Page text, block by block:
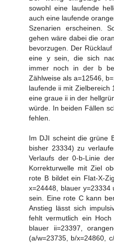
sowohl eine laufende
auch eine laufende
Szenarien erscheinen.
gehen wäre dabei die
bevorzugen. Der
eine y sein, die sich
immer noch in der b
Zählweise als a=12546,
laufende ii mit Zielbereich
eine graue ii in der
würde. In beiden Fällen
fehlen.
Im DJI scheint die grüne
bisher 23334) zu
Verlaufs der 0-b-Linie
Korrekturwelle mit Ziel
rote B bildet ein Flat-X-
x=24448, blauer y=23334
sein. Eine rote C kann
Anstieg lässt sich
fehlt vermutlich ein
blauer ii=23397,
(a/w=23735, b/x=24860,